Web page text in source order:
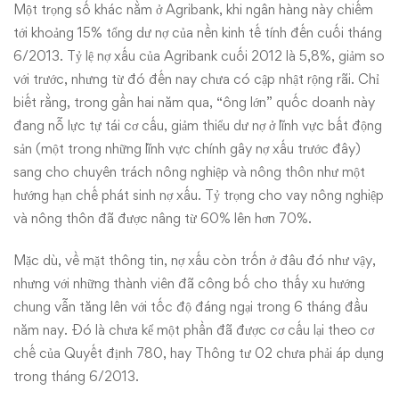
Một trọng số khác nằm ở Agribank, khi ngân hàng này chiếm
tới khoảng 15% tổng dư nợ của nền kinh tế tính đến cuối tháng
6/2013. Tỷ lệ nợ xấu của Agribank cuối 2012 là 5,8%, giảm so
với trước, nhưng từ đó đến nay chưa có cập nhật rộng rãi. Chỉ
biết rằng, trong gần hai năm qua, “ông lớn” quốc doanh này
đang nỗ lực tự tái cơ cấu, giảm thiểu dư nợ ở lĩnh vực bất động
sản (một trong những lĩnh vực chính gây nợ xấu trước đây)
sang cho chuyên trách nông nghiệp và nông thôn như một
hướng hạn chế phát sinh nợ xấu. Tỷ trọng cho vay nông nghiệp
và nông thôn đã được nâng từ 60% lên hơn 70%.
Mặc dù, về mặt thông tin, nợ xấu còn trốn ở đâu đó như vậy,
nhưng với những thành viên đã công bố cho thấy xu hướng
chung vẫn tăng lên với tốc độ đáng ngại trong 6 tháng đầu
năm nay. Đó là chưa kể một phần đã được cơ cấu lại theo cơ
chế của Quyết định 780, hay Thông tư 02 chưa phải áp dụng
trong tháng 6/2013.